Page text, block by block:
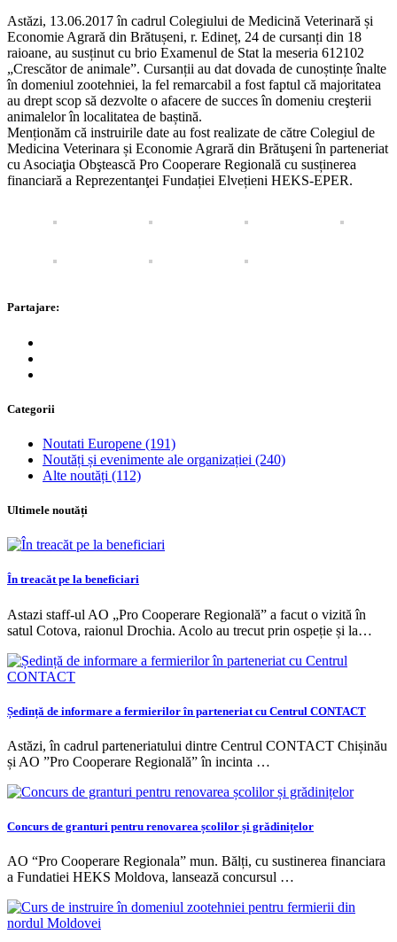
Astăzi, 13.06.2017 în cadrul Colegiului de Medicină Veterinară și
Economie Agrară din Brătușeni, r. Edineț, 24 de cursanți din 18
raioane, au susținut cu brio Examenul de Stat la meseria 612102
„Crescător de animale”. Cursanții au dat dovada de cunoștințe înalte
în domeniul zootehniei, la fel remarcabil a fost faptul că majoritatea
au drept scop să dezvolte o afacere de succes în domeniu creşterii
animalelor în localitatea de baștină.
Menționăm că instruirile date au fost realizate de către Colegiul de
Medicina Veterinara și Economie Agrară din Brătuşeni în parteneriat
cu Asociaţia Obştească Pro Cooperare Regională cu susținerea
financiară a Reprezentanţei Fundației Elvețieni HEKS-EPER.
Partajare:
Categorii
Noutati Europene (191)
Noutăți și evenimente ale organizației (240)
Alte noutăți (112)
Ultimele noutăți
În treacăt pe la beneficiari
Astazi staff-ul AO „Pro Cooperare Regională” a facut o vizită în
satul Cotova, raionul Drochia. Acolo au trecut prin ospeție și la…
Ședință de informare a fermierilor în parteneriat cu Centrul CONTACT
Astăzi, în cadrul parteneriatului dintre Centrul CONTACT Chișinău
și AO ”Pro Cooperare Regională” în incinta …
Concurs de granturi pentru renovarea școlilor și grădinițelor
AO “Pro Cooperare Regionala” mun. Bălți, cu sustinerea financiara
a Fundatiei HEKS Moldova, lansează concursul …